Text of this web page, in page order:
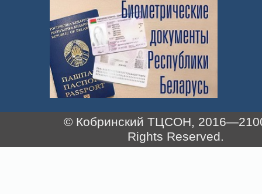
© Кобринский ТЦСОН,
Rights Reserved.